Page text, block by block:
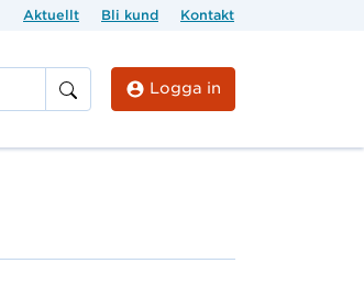
Aktuellt Bli kund Kontakt
Sök
Logga in